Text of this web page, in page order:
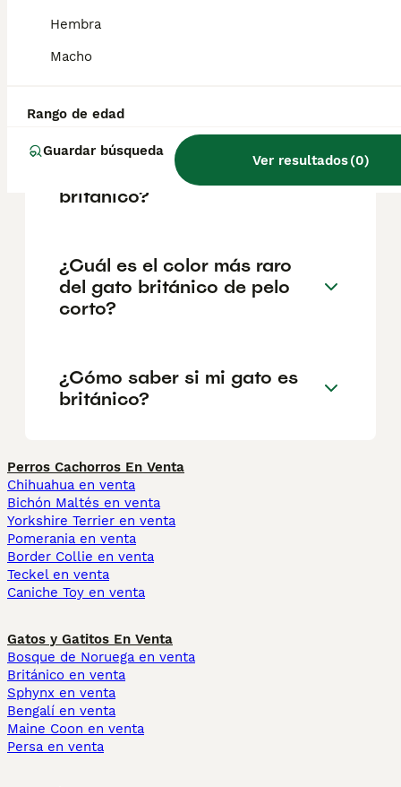
Hembra
Macho
Rango de edad
Guardar búsqueda
Ver resultados(0)
geográfica. Es fundamental acudir a
salud y el bienestar de los animales.
decisión.
¿Qué precio tiene un gato
británico?
¿Cuál es el color más raro
del gato británico de pelo
corto?
¿Cómo saber si mi gato es
británico?
Perros Cachorros En Venta
Chihuahua en venta
Bichón Maltés en venta
Yorkshire Terrier en venta
Pomerania en venta
Border Collie en venta
Teckel en venta
Caniche Toy en venta
Gatos y Gatitos En Venta
Bosque de Noruega en venta
Británico en venta
Sphynx en venta
Bengalí en venta
Maine Coon en venta
Persa en venta